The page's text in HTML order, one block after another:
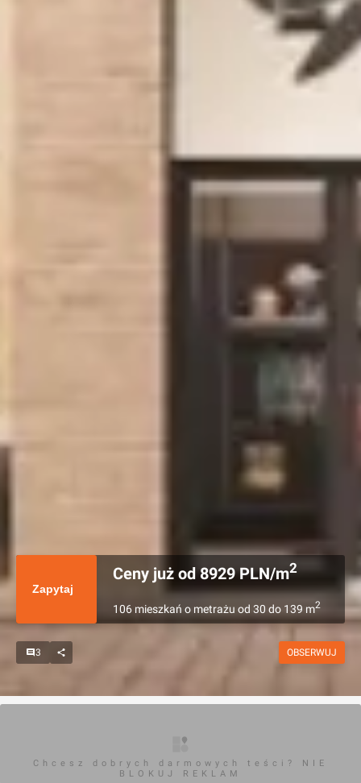
Zapytaj
Ceny już od8929PLN/m2
106 mieszkań o metrażu od 30 do 139 m2
3 OBSERWUJ
Chcesz dobrych darmowych teści? NIE
BLOKUJ REKLAM